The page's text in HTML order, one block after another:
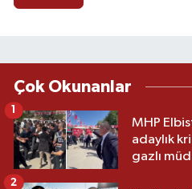
Çok Okunanlar
MHP
adaylık
gazlı
1
2